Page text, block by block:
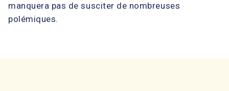
manquera pas de susciter de nombreuses
polémiques.